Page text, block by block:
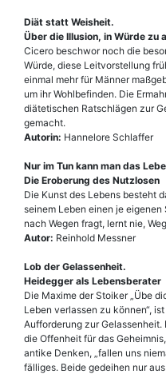
Diät statt Weisheit.
Über die Illusion, in Würde zu
Cicero beschwor noch die
Würde, diese Leitvorstellung
einmal mehr für Männer
um ihr Wohlbefinden. Die
diätetischen Ratschlägen zur
gemacht.
Autorin: Hannelore Schlaffer
Nur im Tun kann man das
Die Eroberung des Nutzlosen
Die Kunst des Lebens besteht
seinem Leben einen je
nach Wegen fragt, lernt nie,
Autor: Reinhold Messner
Lob der Gelassenheit.
Heidegger als Lebensberater
Die Maxime der Stoiker „Übe
Leben verlassen zu können“,
Aufforderung zur
die Offenheit für das
antike Denken, „fallen uns
fälliges. Beide gedeihen nur